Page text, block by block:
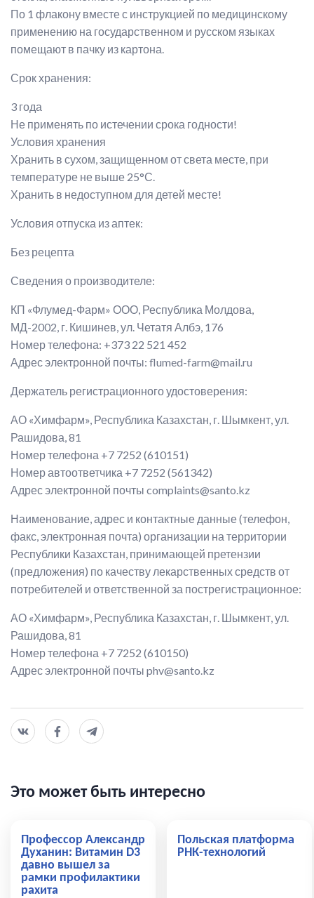
По 1 флакону вместе с инструкцией по медицинскому
применению на государственном и русском языках
помещают в пачку из картона.
Срок хранения:
3 года
Не применять по истечении срока годности!
Условия хранения
Хранить в сухом, защищенном от света месте, при
температуре не выше 25°С.
Хранить в недоступном для детей месте!
Условия отпуска из аптек:
Без рецепта
Сведения о производителе:
КП «Флумед-Фарм» ООО, Республика Молдова,
МД-2002, г. Кишинев, ул. Четатя Албэ, 176
Номер телефона: +373 22 521 452
Адрес электронной почты: flumed-farm@mail.ru
Держатель регистрационного удостоверения:
АО «Химфарм», Республика Казахстан, г. Шымкент, ул.
Рашидова, 81
Номер телефона +7 7252 (610151)
Номер автоответчика +7 7252 (561342)
Адрес электронной почты complaints@santo.kz
Наименование, адрес и контактные данные (телефон,
факс, электронная почта) организации на территории
Республики Казахстан, принимающей претензии
(предложения) по качеству лекарственных средств от
потребителей и ответственной за пострегистрационное:
АО «Химфарм», Республика Казахстан, г. Шымкент, ул.
Рашидова, 81
Номер телефона +7 7252 (610150)
Адрес электронной почты phv@santo.kz
Это может быть интересно
Профессор Александр
Духанин: Витамин D3
давно вышел за
рамки профилактики
рахита
Польская платформа
РНК-технологий